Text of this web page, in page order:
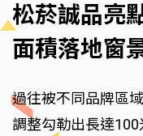
松菸誠品亮
面積落地窗
過往被不同品牌區
調整勾勒出長達100